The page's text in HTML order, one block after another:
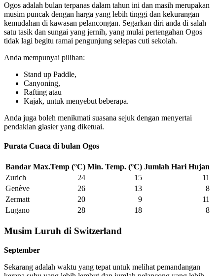
Ogos adalah bulan terpanas dalam tahun ini dan masih merupakan
musim puncak dengan harga yang lebih tinggi dan kekurangan
kemudahan di kawasan pelancongan. Segarkan diri anda di salah
satu tasik dan sungai yang jernih, yang mulai pertengahan Ogos
tidak lagi begitu ramai pengunjung selepas cuti sekolah.
Anda mempunyai pilihan:
Stand up Paddle,
Canyoning,
Rafting atau
Kajak, untuk menyebut beberapa.
Anda juga boleh menikmati suasana sejuk dengan menyertai
pendakian glasier yang diketuai.
Purata Cuaca di bulan Ogos
Bandar Max.Temp (°C) Min. Temp. (°C) Jumlah Hari Hujan
Zurich
24 15
11
Genève
26 13
8
Zermatt
20 9
11
Lugano
28 18 8
Musim Luruh di Switzerland
September
Sekarang adalah waktu yang tepat untuk melihat pemandangan